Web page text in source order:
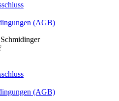
(AGB)
(AGB)